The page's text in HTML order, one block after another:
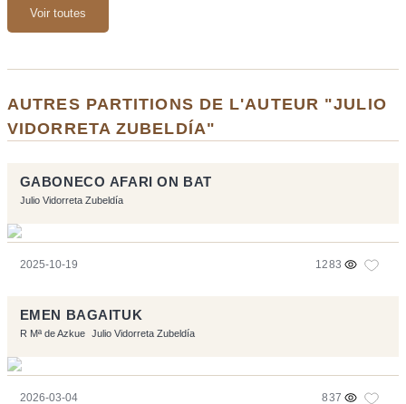
Voir toutes
AUTRES PARTITIONS DE L'AUTEUR "JULIO
VIDORRETA ZUBELDÍA"
GABONECO AFARI ON BAT
Julio Vidorreta Zubeldía
2025-10-19 1283
EMEN BAGAITUK
R Mª de Azkue Julio Vidorreta Zubeldía
2026-03-04 837